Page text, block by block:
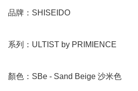
品牌：SHISEIDO
系列：ULTIST by PRIMIENCE
顏色：SBe - Sand Beige 沙米色